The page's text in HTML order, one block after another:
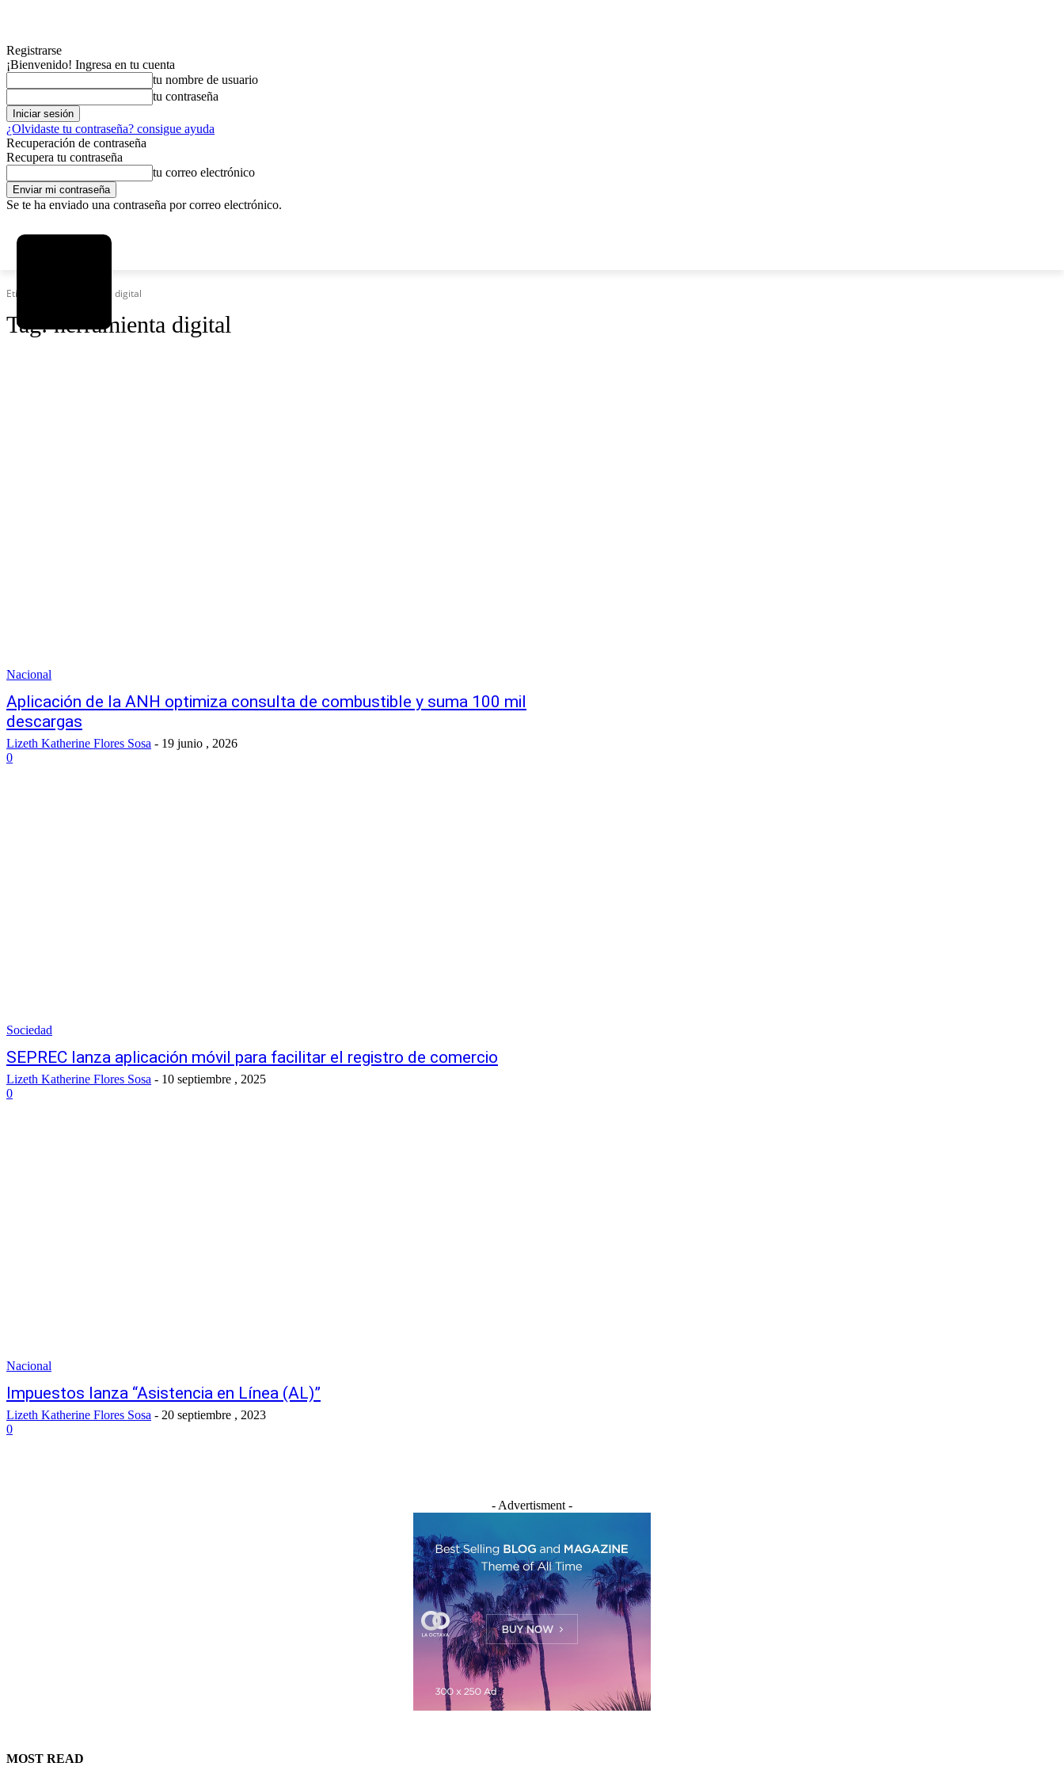
Registrarse
¡Bienvenido! Ingresa en tu cuenta
tu nombre de usuario
tu contraseña
¿Olvidaste tu contraseña? consigue ayuda
Recuperación de contraseña
Recupera tu contraseña
tu correo electrónico
Se te ha enviado una contraseña por correo electrónico.
Etiquetas Herramienta digital
Tag:herramienta digital
Nacional
Aplicación de la ANH optimiza consulta de combustible y suma 100 mil
descargas
Lizeth Katherine Flores Sosa - 19 junio , 2026
0
Sociedad
SEPREC lanza aplicación móvil para facilitar el registro de comercio
Lizeth Katherine Flores Sosa - 10 septiembre , 2025
0
Nacional
Impuestos lanza “Asistencia en Línea (AL)”
Lizeth Katherine Flores Sosa - 20 septiembre , 2023
0
- Advertisment -
MOST READ